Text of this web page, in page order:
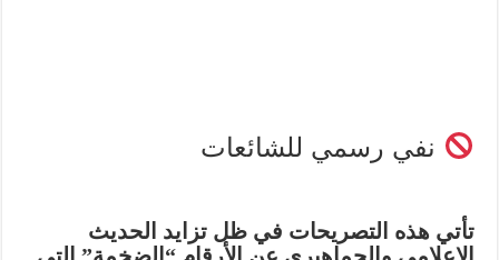
نفي رسمي للشائعات
تأتي هذه التصريحات في ظل تزايد الحديث